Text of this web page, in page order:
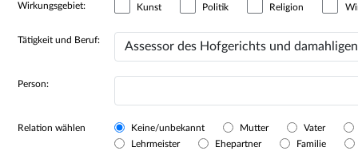
Wirkungsgebiet: Kunst Politik Religion
Tätigkeit und Beruf:
Person:
Relation wählen Keine/unbekannt Mutter
Vater
Lehrmeister
Ehepartner Familie